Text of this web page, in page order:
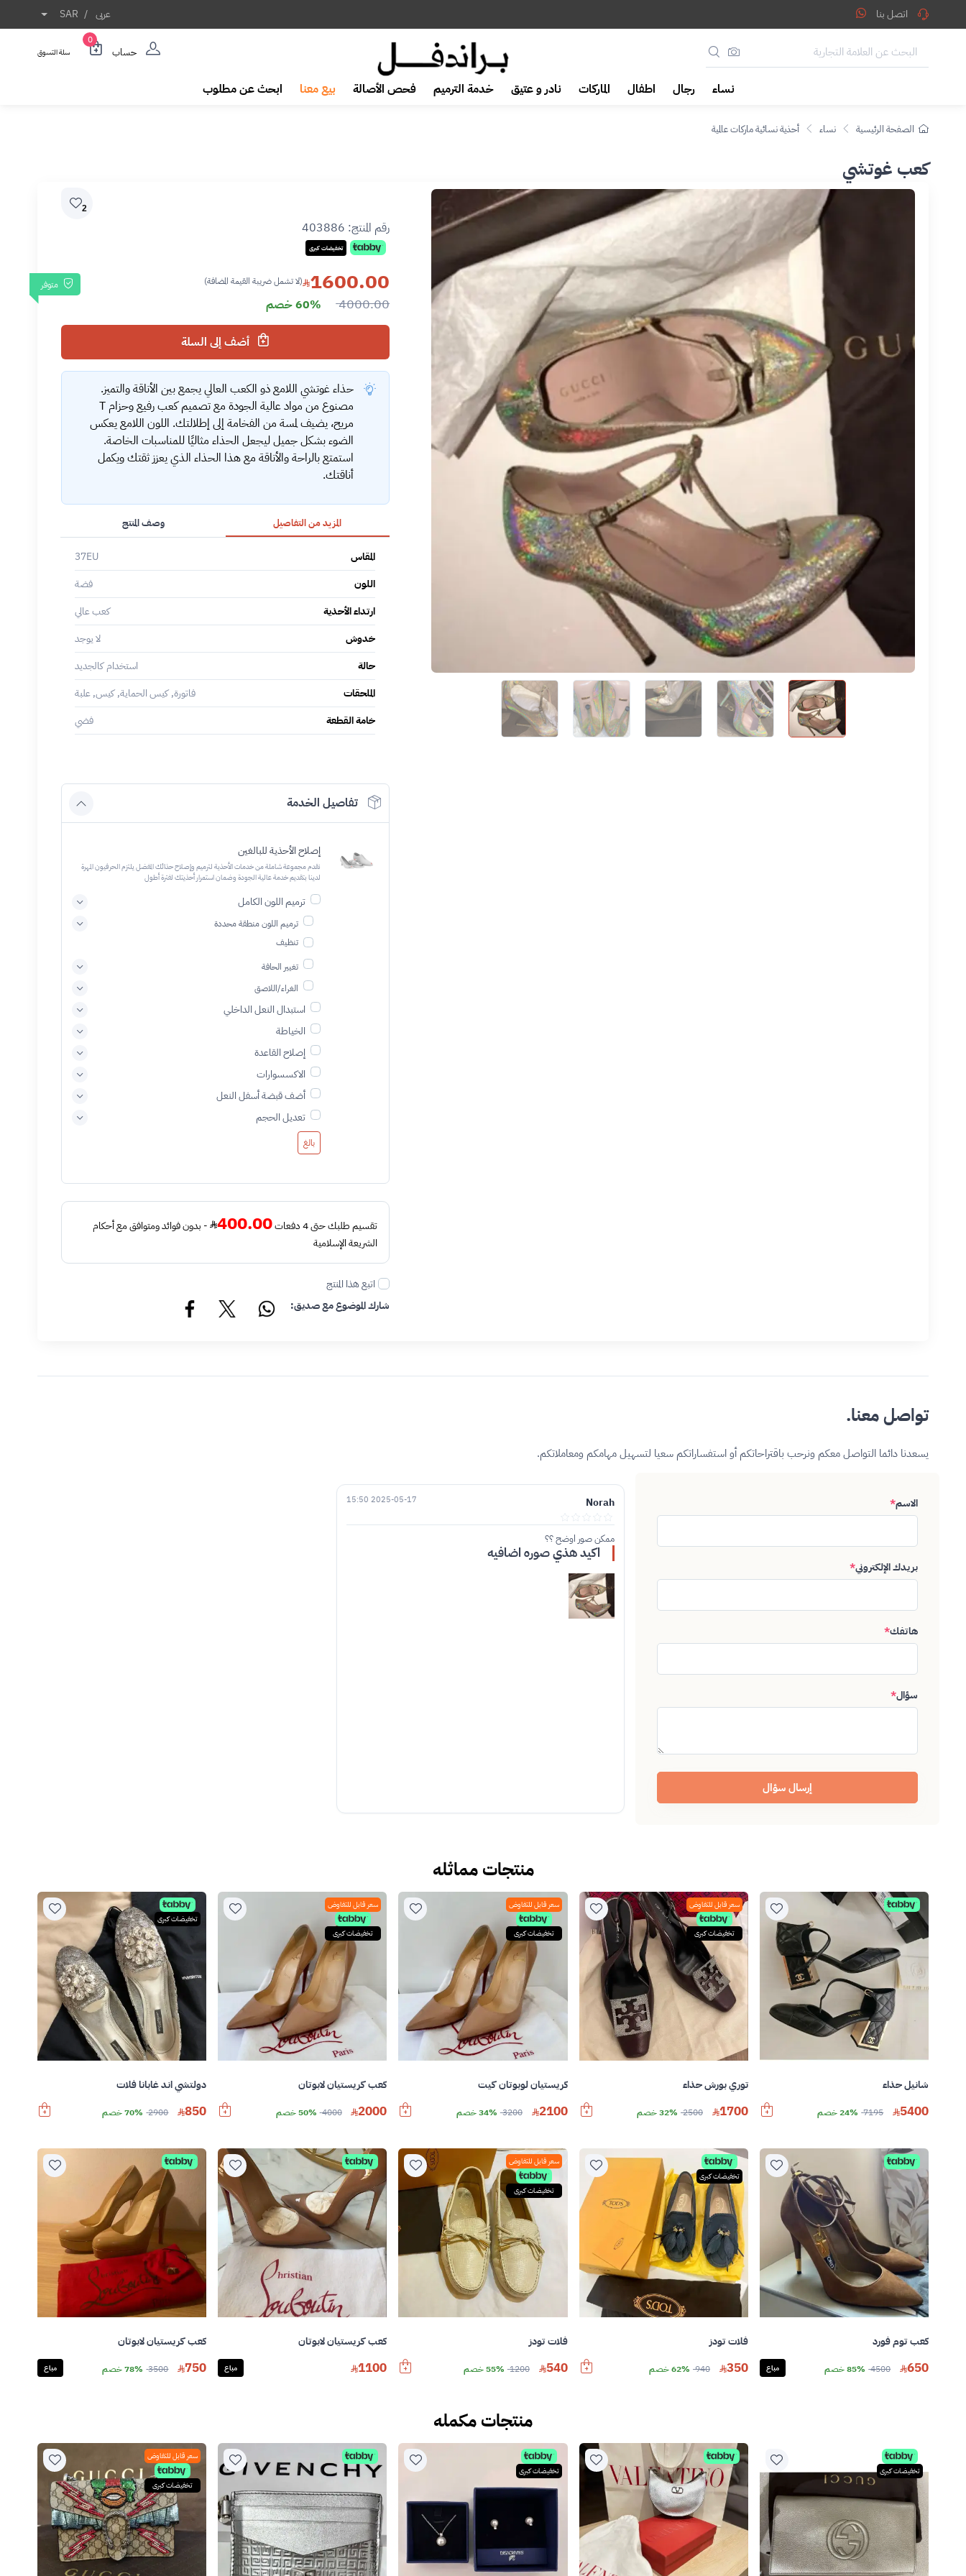
اتصل بنا عربى /
SAR
حساب
0
سلة التسوق
نساء رجال اطفال الماركات نادر و عتيق خدمة الترميم فحص الأصالة بيع معنا ابحث عن مطلوب
الصفحة الرئيسية نساء أحذية نسائية ماركات عالمية
كعب غوتشي
2
رقم المنتج: 403886
تخفيضات كبرى
متوفر 1600.00 (لا تشمل ضريبة القيمة المضافة)
4000.00 60% خصم
أضف إلى السلة
حذاء غوتشي اللامع ذو الكعب العالي يجمع بين الأناقة والتميز.
مصنوع من مواد عالية الجودة مع تصميم كعب رفيع وحزام T
مريح، يضيف لمسة من الفخامة إلى إطلالتك. اللون اللامع يعكس
الضوء بشكل جميل ليجعل الحذاء مثاليًا للمناسبات الخاصة.
استمتع بالراحة والأناقة مع هذا الحذاء الذي يعزز ثقتك ويكمل
أناقتك.
المزيد من التفاصيل
المقاس
37EU
اللون
فضة
ارتداء الأحذية
كعب عالي
خدوش
لا يوجد
حالة
استخدام كالجديد
الملحقات
فاتورة, كيس الحماية, كيس, علبة
خامة القطعة
فضي
وصف المنتج
تفاصيل الخدمة
إصلاح الأحذية للبالغين
نقدم مجموعة شاملة من خدمات الأحذية لترميم وإصلاح حذائك المفضل يلتزم الحرفيون المهرة
لدينا بتقديم خدمة عالية الجودة وضمان استمرار أحذيتك لفترة أطول
ترميم اللون الكامل
ترميم اللون منطقة محددة
تنظيف
تغيير الحافة
الغراء/اللاصق
استبدال النعل الداخلي
الخياطة
إصلاح القاعدة
الاكسسوارات
أضف قبضة أسفل النعل
تعديل الحجم
بالغ
تقسيم طلبك حتى 4 دفعات 400.00 - بدون فوائد ومتوافق مع أحكام
الشريعة الإسلامية
اتبع هذا المنتج
شارك الموضوع مع صديق:
تواصل معنا.
يسعدنا دائما التواصل معكم ونرحب باقتراحاتكم أو استفساراتكم سعيا لتسهيل مهامكم ومعاملاتكم.
الاسم*
بريدك الإلكتروني*
هاتفك*
سؤال*
إرسال سؤال
Norah
2025-05-17 15:50
ممكن صور اوضح ؟؟
اكيد هذي صوره اضافيه
منتجات مماثله
شانيل حذاء
5400
7195 24% خصم
سعر قابل للتفاوض
تخفيضات كبرى
توري بورش حذاء
1700
2500 32% خصم
سعر قابل للتفاوض
تخفيضات كبرى
كريستيان لوبوتان كيت
2100
3200 34% خصم
سعر قابل للتفاوض
تخفيضات كبرى
كعب كريستيان لابوتان
2000
4000 50% خصم
تخفيضات كبرى
دولتشي اند غابانا فلات
850
2900 70% خصم
كعب توم فورد
650
4500 85% خصم مباع
تخفيضات كبرى
فلات تودز
350
940 62% خصم
سعر قابل للتفاوض
تخفيضات كبرى
فلات تودز
540
1200 55% خصم
كعب كريستيان لابوتان
1100 مباع
كعب كريستيان لابوتان
750
3500 78% خصم مباع
منتجات مكمله
تخفيضات كبرى تخفيضات كبرى
سعر قابل للتفاوض
تخفيضات كبرى